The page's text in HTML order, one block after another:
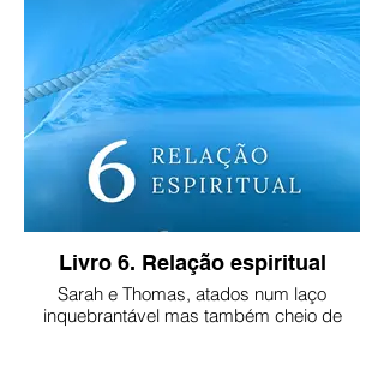
Livro 6. Relação espiritual
Sarah e Thomas, atados num laço
inquebrantável mas também cheio de